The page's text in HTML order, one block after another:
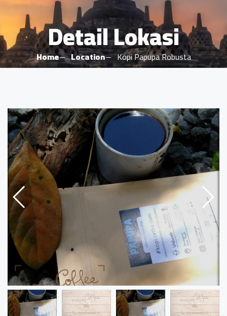
Detail Lokasi
Home Location Kopi Papupa Robusta